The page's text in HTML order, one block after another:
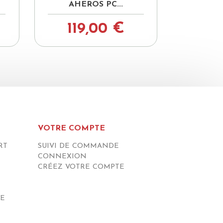
AHEROS PC...
119,00 €
VOTRE COMPTE
SUIVI DE COMMANDE
CONNEXION
CRÉEZ VOTRE COMPTE